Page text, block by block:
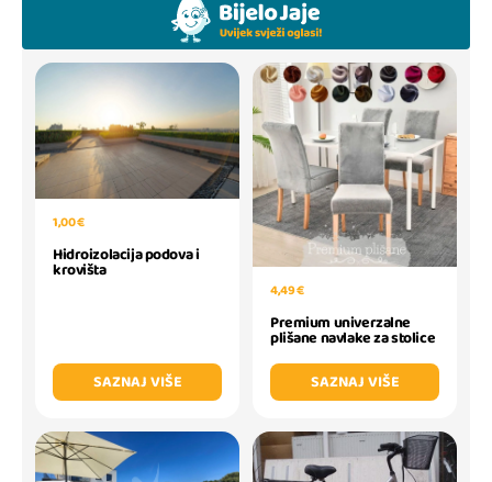
1,00 €
Hidroizolacija podova i
krovišta
SAZNAJ VIŠE
4,49 €
Premium univerzalne
plišane navlake za stolice
SAZNAJ VIŠE